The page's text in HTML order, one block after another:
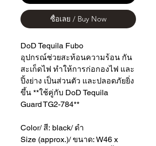
ซื้อเลย / Buy Now
DoD Tequila Fubo
อุปกรณ์ช่วยสะท้อนความร้อน กัน
สะเก็ดไฟ ทำให้การก่อกองไฟ และ
ปิ้งย่าง เป็นส่วนตัว และปลอดภัยยิ่ง
ขึ้น **ใช้คู่กับ DoD Tequila
Guard TG2-784**
Color/ สี: black/ ดำ
Size (approx.)/ ขนาด: W46 x